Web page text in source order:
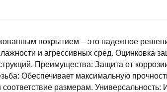
покрытием – это надежное
и агрессивных сред. Оцинковка
Преимущества: Защита от
Обеспечивает максимальную
размерам. Универсальность: